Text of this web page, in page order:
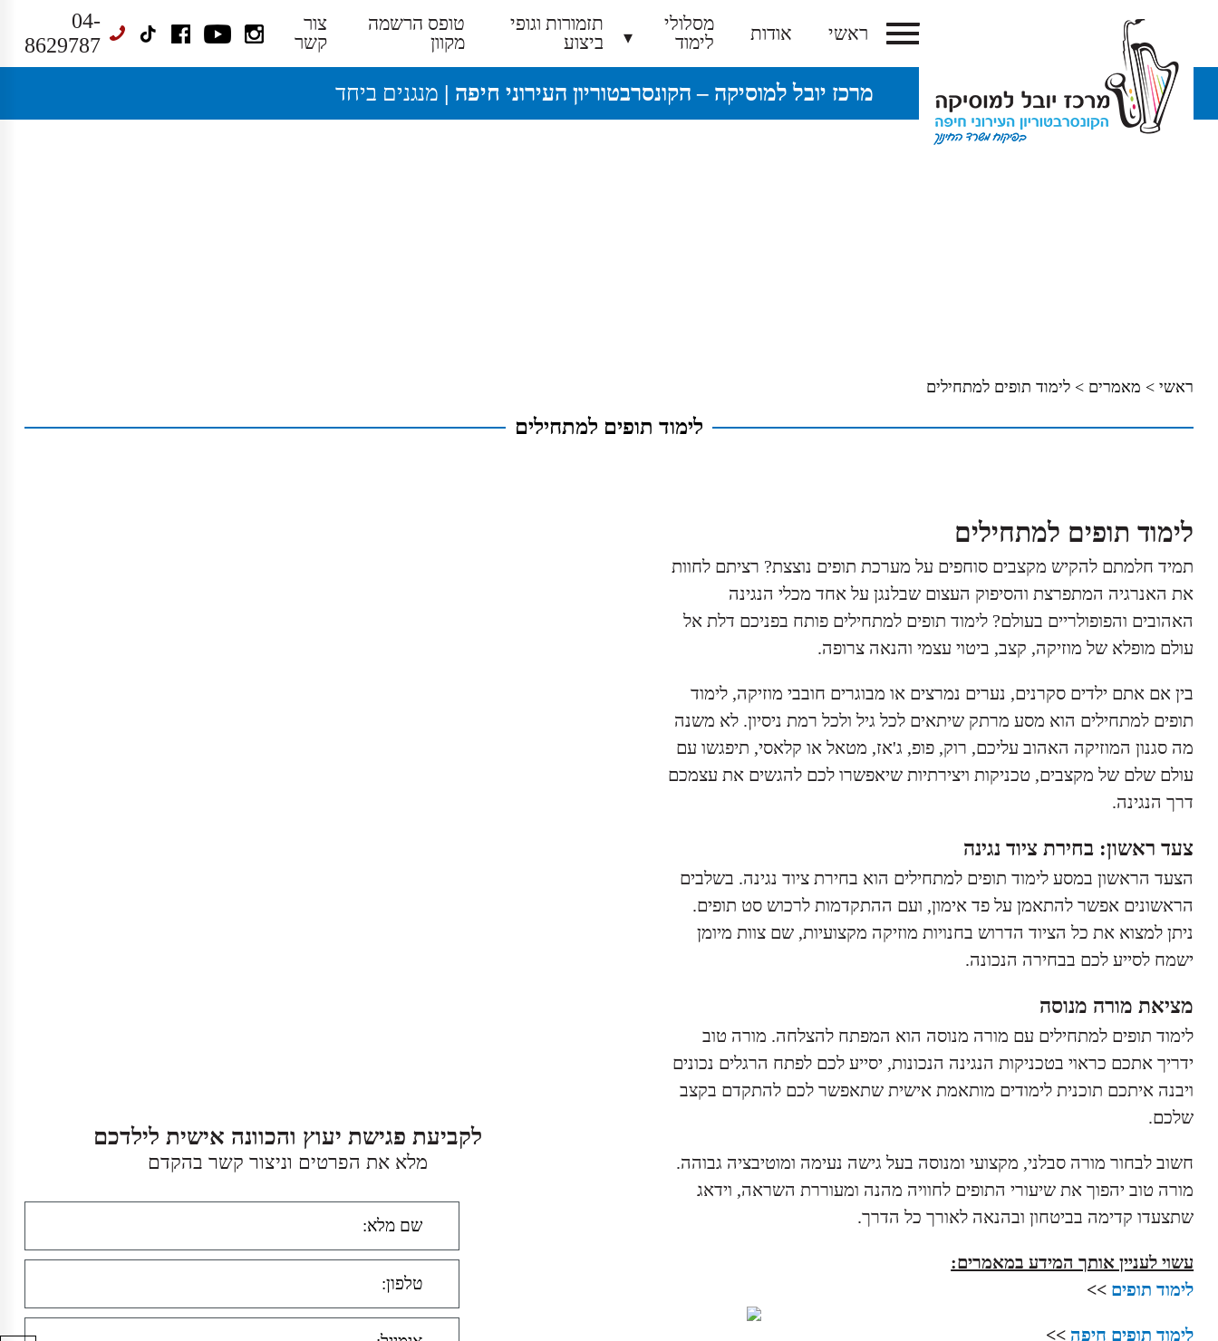
ראשי אודות
מסלולי
לימוד
תזמורות וגופי
ביצוע
טופס הרשמה
מקוון
צור
קשר
04-
8629787
מרכז יובל למוסיקה – הקונסרבטוריון העירוני חיפה | מנגנים ביחד
ראשי> מאמרים > לימוד תופים למתחילים
לימוד תופים למתחילים
לימוד תופים למתחילים
תמיד חלמתם להקיש מקצבים סוחפים על מערכת תופים נוצצת? רציתם לחוות
את האנרגיה המתפרצת והסיפוק העצום שבלנגן על אחד מכלי הנגינה
האהובים והפופולריים בעולם? לימוד תופים למתחילים פותח בפניכם דלת אל
עולם מופלא של מוזיקה, קצב, ביטוי עצמי והנאה צרופה.
בין אם אתם ילדים סקרנים, נערים נמרצים או מבוגרים חובבי מוזיקה, לימוד
תופים למתחילים הוא מסע מרתק שיתאים לכל גיל ולכל רמת ניסיון. לא משנה
מה סגנון המוזיקה האהוב עליכם, רוק, פופ, ג'אז, מטאל או קלאסי, תיפגשו עם
עולם שלם של מקצבים, טכניקות ויצירתיות שיאפשרו לכם להגשים את עצמכם
דרך הנגינה.
צעד ראשון: בחירת ציוד נגינה
הצעד הראשון במסע לימוד תופים למתחילים הוא בחירת ציוד נגינה. בשלבים
הראשונים אפשר להתאמן על פד אימון, ועם ההתקדמות לרכוש סט תופים.
ניתן למצוא את כל הציוד הדרוש בחנויות מוזיקה מקצועיות, שם צוות מיומן
ישמח לסייע לכם בבחירה הנכונה.
מציאת מורה מנוסה
לימוד תופים למתחילים עם מורה מנוסה הוא המפתח להצלחה. מורה טוב
ידריך אתכם כראוי בטכניקות הנגינה הנכונות, יסייע לכם לפתח הרגלים נכונים
ויבנה איתכם תוכנית לימודים מותאמת אישית שתאפשר לכם להתקדם בקצב
שלכם.
חשוב לבחור מורה סבלני, מקצועי ומנוסה בעל גישה נעימה ומוטיבציה גבוהה.
מורה טוב יהפוך את שיעורי התופים לחוויה מהנה ומעוררת השראה, וידאג
שתצעדו קדימה בביטחון ובהנאה לאורך כל הדרך.
עשוי לעניין אותך המידע במאמרים:
לימוד תופים >>
לימוד תופים חיפה >>
לקביעת פגישת יעוץ והכוונה אישית לילדכם
מלא את הפרטים וניצור קשר בהקדם